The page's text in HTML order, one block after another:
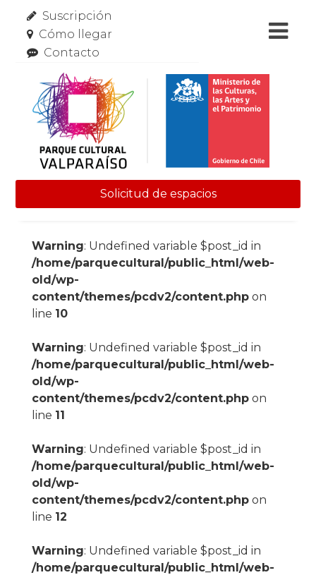
Suscripción
Cómo llegar
Contacto
Solicitud de espacios
Warning: Undefined variable $post_id in
/home/parquecultural/public_html/web-
old/wp-
content/themes/pcdv2/content.phpon
line 10
Warning: Undefined variable $post_id in
/home/parquecultural/public_html/web-
old/wp-
content/themes/pcdv2/content.phpon
line 11
Warning: Undefined variable $post_id in
/home/parquecultural/public_html/web-
old/wp-
content/themes/pcdv2/content.phpon
line 12
Warning: Undefined variable $post_id in
/home/parquecultural/public_html/web-